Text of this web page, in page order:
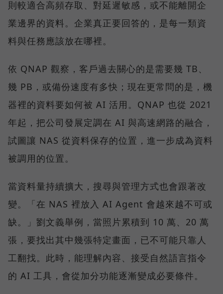
則較適合高頻存取、對延遲敏感，或不能離開企
業邊界的資料。企業真正要回答的，是每一類資
料與任務應該放在哪裡。
依 QNAP 觀察，客戶過去關心的是需要幾 TB、
幾 PB，或備份速度有多快；現在更常問的是，機
器裡的資料要如何被 AI 活用。QNAP 也從 2021
年起，把公司發展定調在 AI 與高速網路的融合，
試圖讓 NAS 從資料保存的位置，進一步成為資料
被調用的位置。
當資料量持續擴大，搜尋與管理方式也會跟著改
變。「在 NAS 裡放入 AI Agent 會越來越不可或
缺。」劉文義舉例，當照片累積到 10 萬、20 萬
張，要找出其中幾張特定畫面，已不可能只靠人
工翻找。此時，能理解內容、接受自然語言指令
的 AI 工具，會從加分功能逐漸變成必要條件。